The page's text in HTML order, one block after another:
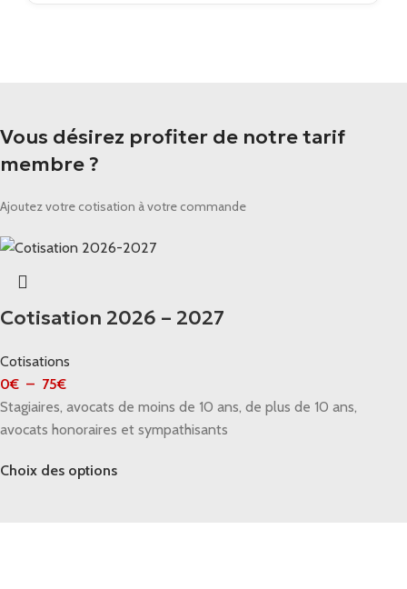
Vous désirez profiter de notre tarif
membre ?
Ajoutez votre cotisation à votre commande
Cotisation 2026 – 2027
Cotisations
0€ – 75€
Stagiaires, avocats de moins de 10 ans, de plus de 10 ans,
avocats honoraires et sympathisants
Choix des options